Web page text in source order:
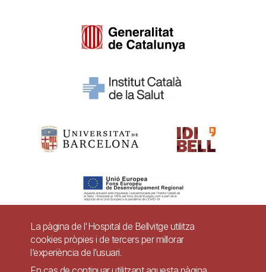
Pie
Contacte
La pàgina de l'Hospital de Bellvitge utilitza
cookies pròpies i de tercers per millorar
l’experiència de l’usuari.